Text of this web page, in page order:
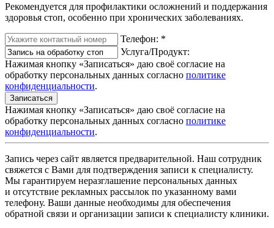
Рекомендуется для профилактики осложнений и поддержания
здоровья стоп, особенно при хронических заболеваниях.
Телефон: *
Услуга/Продукт:
Нажимая кнопку «Записаться» даю своё согласие на
обработку персональных данных согласно политике
конфиденциальности.
Записаться
Нажимая кнопку «Записаться» даю своё согласие на
обработку персональных данных согласно политике
конфиденциальности.
Запись через сайт является предварительной. Наш сотрудник
свяжется с Вами для подтверждения записи к специалисту.
Мы гарантируем неразглашение персональных данных
и отсутствие рекламных рассылок по указанному вами
телефону. Ваши данные необходимы для обеспечения
обратной связи и организации записи к специалисту клиники.